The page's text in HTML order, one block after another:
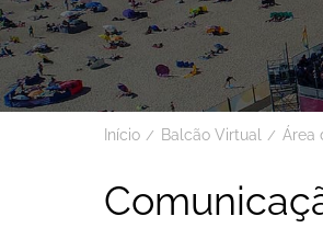
Início Balcão Virtual Área